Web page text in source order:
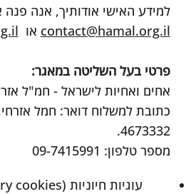
למידע האישי אודותיך, אנה פנה
contact@hamal.org.il או
פרטי בעל השליטה במאגר:
אחים ואחיות לישראל - חמ"ל
4673332.
מספר טלפון: 09-7415991